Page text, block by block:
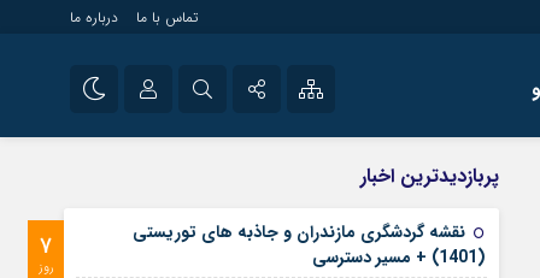
تماس با ما درباره ما
آپارات
رمز عبور
راه اندازی سایت و
سایت های خبری و
پربازدیدترین اخبار
7
روز
نقشه گردشگری مازندران و جاذبه های توریستی
(1401) + مسیر دسترسی